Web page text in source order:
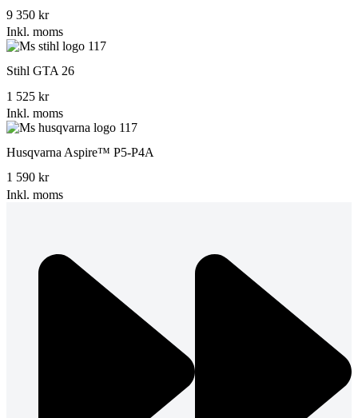
9 350 kr
Inkl. moms
Stihl GTA 26
1 525 kr
Inkl. moms
Husqvarna Aspire™ P5-P4A
1 590 kr
Inkl. moms